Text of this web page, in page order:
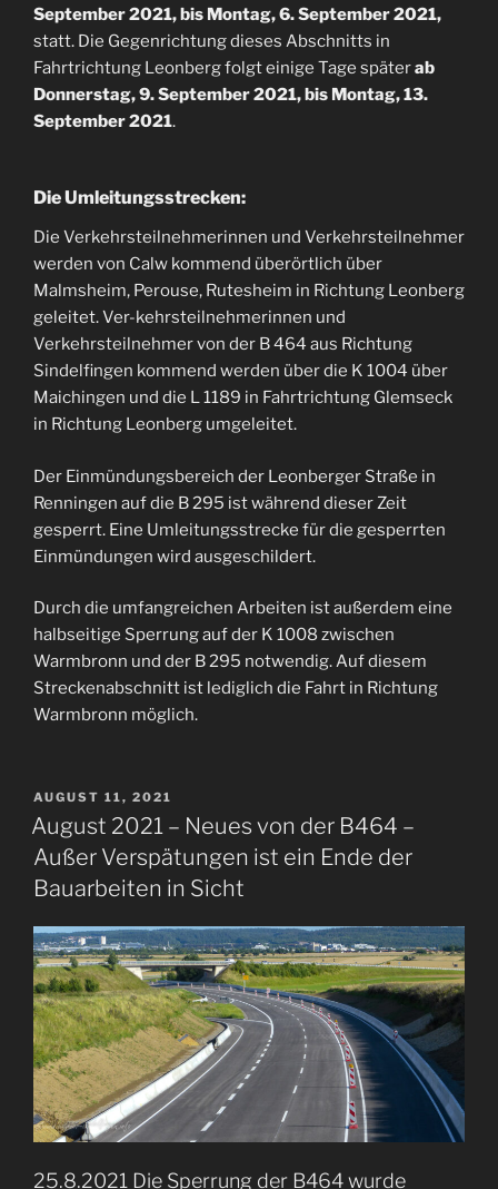
September 2021, bis Montag, 6. September 2021,
statt. Die Gegenrichtung dieses Abschnitts in
Fahrtrichtung Leonberg folgt einige Tage späterab
Donnerstag, 9. September 2021,bis Montag, 13.
September 2021.
Die Umleitungsstrecken:
Die Verkehrsteilnehmerinnen und Verkehrsteilnehmer
werden von Calw kommend überörtlich über
Malmsheim, Perouse, Rutesheim in Richtung Leonberg
geleitet. Ver-kehrsteilnehmerinnen und
Verkehrsteilnehmer von der B 464 aus Richtung
Sindelfingen kommend werden über die K 1004 über
Maichingen und die L 1189 in Fahrtrichtung Glemseck
in Richtung Leonberg umgeleitet.
Der Einmündungsbereich der Leonberger Straße in
Renningen auf die B 295 ist während dieser Zeit
gesperrt. Eine Umleitungsstrecke für die gesperrten
Einmündungen wird ausgeschildert.
Durch die umfangreichen Arbeiten ist außerdem eine
halbseitige Sperrung auf der K 1008 zwischen
Warmbronn und der B 295 notwendig. Auf diesem
Streckenabschnitt ist lediglich die Fahrt in Richtung
Warmbronn möglich.
VERÖFFENTLICHT
AM
AUGUST 11, 2021
August 2021 – Neues von der B464 –
Außer Verspätungen ist ein Ende der
Bauarbeiten in Sicht
25.8.2021 Die Sperrung der B464 wurde